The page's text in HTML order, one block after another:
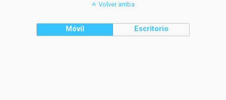
Volver arriba
Móvil Escritorio